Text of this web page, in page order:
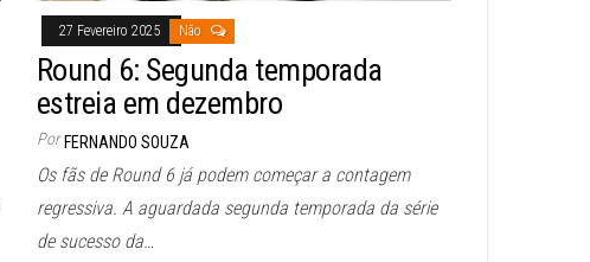
27 Fevereiro 2025 Não
Round 6: Segunda temporada
estreia em dezembro
Por FERNANDO SOUZA
Os fãs de Round 6 já podem começar a contagem
regressiva. A aguardada segunda temporada da série
de sucesso da…